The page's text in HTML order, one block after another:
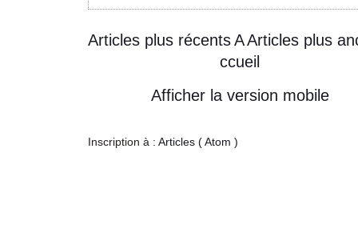
Articles plus récents Articles plus
A
ccueil
Afficher la version mobile
Inscription à : Articles ( Atom )